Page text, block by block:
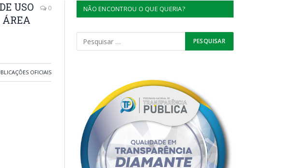
USO
ÁREA
0
OFICIAIS
NÃO ENCONTROU O QUE QUERIA?